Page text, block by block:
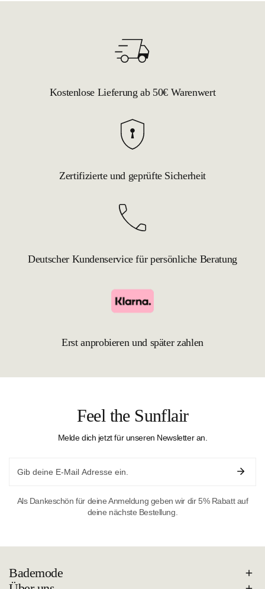
Kostenlose Lieferung ab 50€ Warenwert
Zertifizierte und geprüfte Sicherheit
Deutscher Kundenservice für persönliche Beratung
Erst anprobieren und später zahlen
Feel the Sunflair
Melde dich jetzt für unseren Newsletter an.
Als Dankeschön für deine Anmeldung geben wir dir 5% Rabatt auf
deine nächste Bestellung.
Bademode